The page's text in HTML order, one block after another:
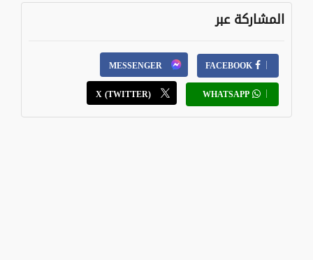
المشاركة عبر
FACEBOOK
MESSENGER
WHATSAPP
X (TWITTER)